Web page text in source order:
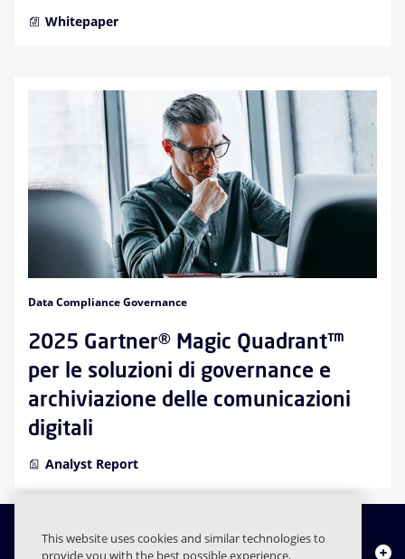
Whitepaper
Data Compliance Governance
2025 Gartner® Magic Quadrant™
per le soluzioni di governance e
archiviazione delle comunicazioni
digitali
Analyst Report
Chi siamo
This website uses cookies and similar technologies to
provide you with the best possible experience,